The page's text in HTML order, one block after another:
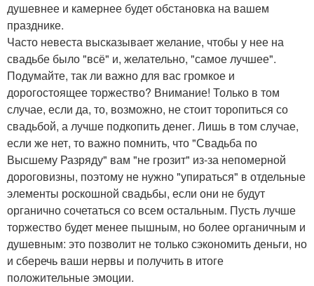
душевнее и камернее будет обстановка на вашем
празднике.
Часто невеста высказывает желание, чтобы у нее на
свадьбе было "всё" и, желательно, "самое лучшее".
Подумайте, так ли важно для вас громкое и
дорогостоящее торжество? Внимание! Только в том
случае, если да, то, возможно, не стоит торопиться со
свадьбой, а лучше подкопить денег. Лишь в том случае,
если же нет, то важно помнить, что "Свадьба по
Высшему Разряду" вам "не грозит" из-за непомерной
дороговизны, поэтому не нужно "упираться" в отдельные
элементы роскошной свадьбы, если они не будут
органично сочетаться со всем остальным. Пусть лучше
торжество будет менее пышным, но более органичным и
душевным: это позволит не только сэкономить деньги, но
и сберечь ваши нервы и получить в итоге
положительные эмоции.